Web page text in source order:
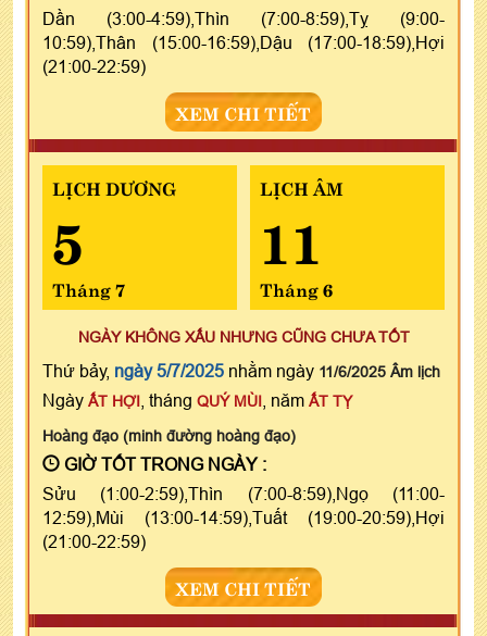
Dần (3:00-4:59),Thìn (7:00-8:59),Tỵ (9:00-
10:59),Thân (15:00-16:59),Dậu (17:00-18:59),Hợi
(21:00-22:59)
XEM CHI TIẾT
LỊCH DƯƠNG
5
Tháng 7
LỊCH ÂM
11
Tháng 6
NGÀY KHÔNG XẤU NHƯNG CŨNG CHƯA TỐT
Thứ bảy, ngày 5/7/2025 nhằm ngày 11/6/2025 Âm lịch
Ngày ẤT HỢI , tháng QUÝ MÙI , năm ẤT TỴ
Hoàng đạo (minh đường hoàng đạo)
GIỜ TỐT TRONG NGÀY :
Sửu (1:00-2:59),Thìn (7:00-8:59),Ngọ (11:00-
12:59),Mùi (13:00-14:59),Tuất (19:00-20:59),Hợi
(21:00-22:59)
XEM CHI TIẾT